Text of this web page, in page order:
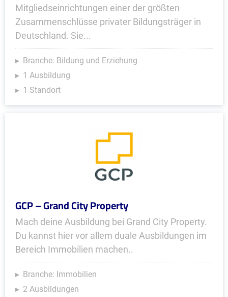
Mitgliedseinrichtungen einer der größten
Zusammenschlüsse privater Bildungsträger in
Deutschland. Sie...
Branche: Bildung und Erziehung
1 Ausbildung
1 Standort
GCP – Grand City Property
Mach deine Ausbildung bei Grand City Property.
Du kannst hier vor allem duale Ausbildungen im
Bereich Immobilien machen..
Branche: Immobilien
2 Ausbildungen